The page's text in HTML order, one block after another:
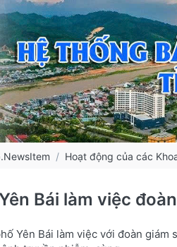
Hoạt động của các
Bái làm việc
Yên Bái làm việc với đoàn